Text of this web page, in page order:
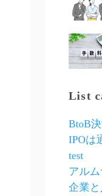
List
BtoB
IPOは
test
アル
企業